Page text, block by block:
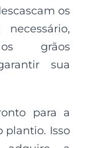
os
grãos
sua
para a
plantio. Isso